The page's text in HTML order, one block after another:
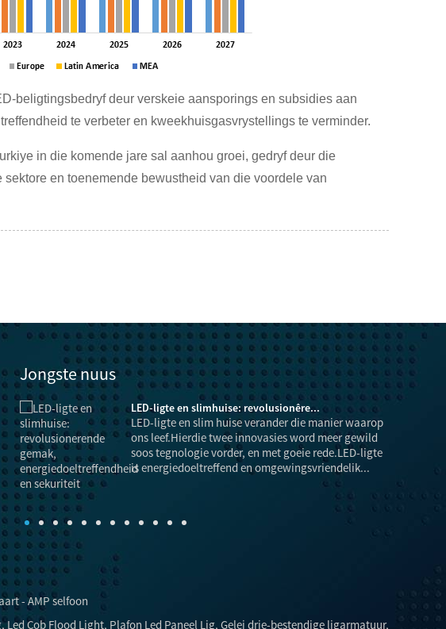
beligtingsbedryf deur verskeie aansporings en subsidies aan
te verbeter en kweekhuisgasvrystellings te verminder.
in die komende jare sal aanhou groei, gedryf deur die
en toenemende bewustheid van die voordele van
Jongste nuus
LED-ligte en slimhuise: revolusionêre...
LED-ligte en slim huise verander die manier waarop
ons leef.Hierdie twee innovasies word meer gewild
soos tegnologie vorder, en met goeie rede.LED-ligte
is energiedoeltreffend en omgewingsvriendelik...
-AMP selfoon
,Led Cob Flood Light, Plafon Led Paneel Lig, Gelei drie-bestendige ligarmatuur,